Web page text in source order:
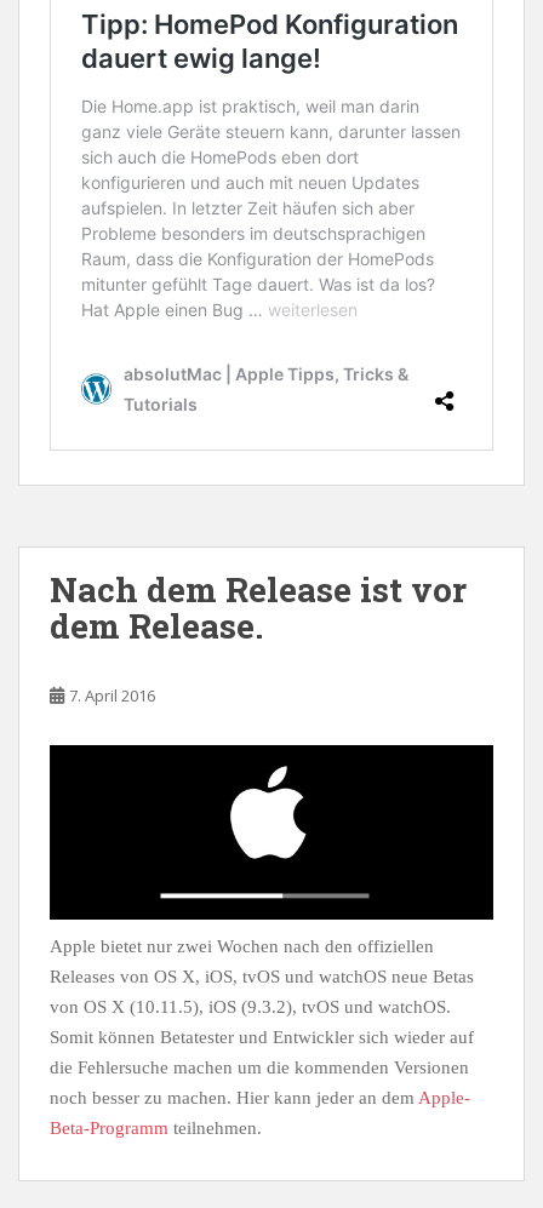
Nach dem Release ist vor
dem Release.
7. April 2016
Apple bietet nur zwei Wochen nach den offiziellen
Releases von OS X, iOS, tvOS und watchOS neue Betas
von OS X (10.11.5), iOS (9.3.2), tvOS und watchOS.
Somit können Betatester und Entwickler sich wieder auf
die Fehlersuche machen um die kommenden Versionen
noch besser zu machen. Hier kann jeder an demApple-
Beta-Programm teilnehmen.